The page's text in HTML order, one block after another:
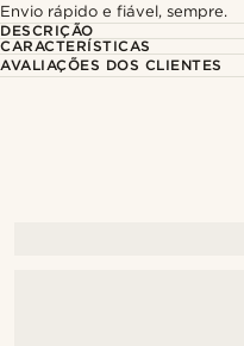
Envio rápido e fiável, sempre.
DESCRIÇÃO
CARACTERÍSTICAS
AVALIAÇÕES DOS CLIENTES